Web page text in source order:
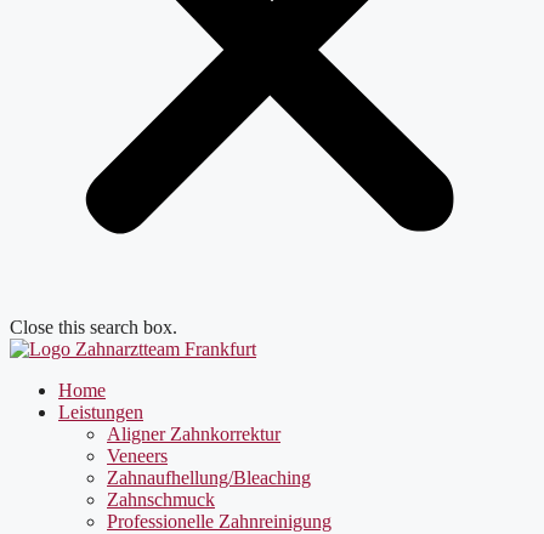
Close this search box.
Home
Leistungen
Aligner Zahnkorrektur
Veneers
Zahnaufhellung/Bleaching
Zahnschmuck
Professionelle Zahnreinigung